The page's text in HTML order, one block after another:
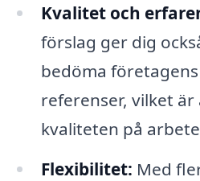
Kvalitet och
förslag ger dig
bedöma
referenser, vilket
kvaliteten på
Flexibilitet: Med